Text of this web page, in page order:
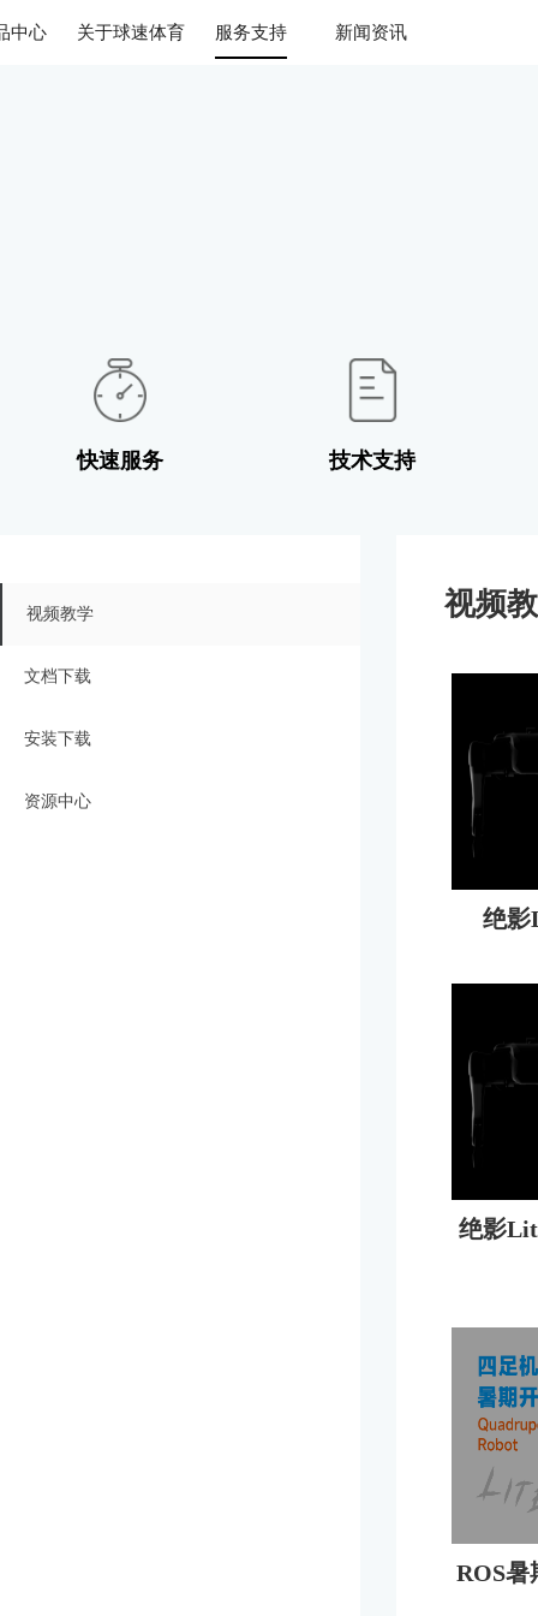
中心 关于球速体育 服务支持 新闻资讯
快速服务 技术支持
视频教学
文档下载
安装下载
资源中心
视频
绝影
绝影
ROS